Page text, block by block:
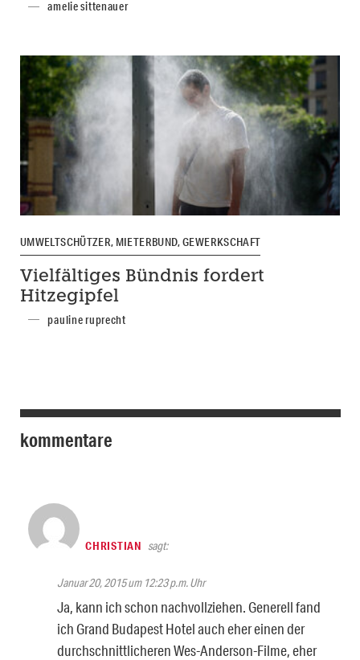
amelie sittenauer
UMWELTSCHÜTZER, MIETERBUND, GEWERKSCHAFT
Vielfältiges Bündnis fordert
Hitzegipfel
pauline ruprecht
kommentare
CHRISTIAN sagt:
Januar 20, 2015 um 12:23 p.m. Uhr
Ja, kann ich schon nachvollziehen. Generell fand
ich Grand Budapest Hotel auch eher einen der
durchschnittlicheren Wes-Anderson-Filme, eher